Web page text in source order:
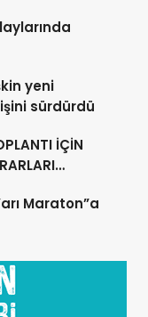
yeni
sürdürdü
İÇİN
Maraton”a